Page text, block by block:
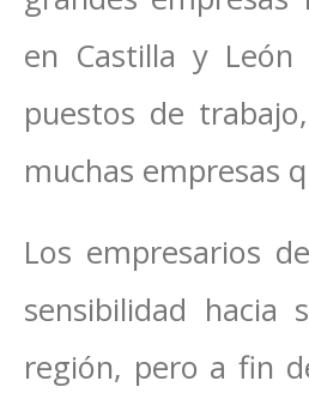
en Castilla y León
puestos de
muchas empresas
Los empresarios
sensibilidad hacia
región, pero a fin